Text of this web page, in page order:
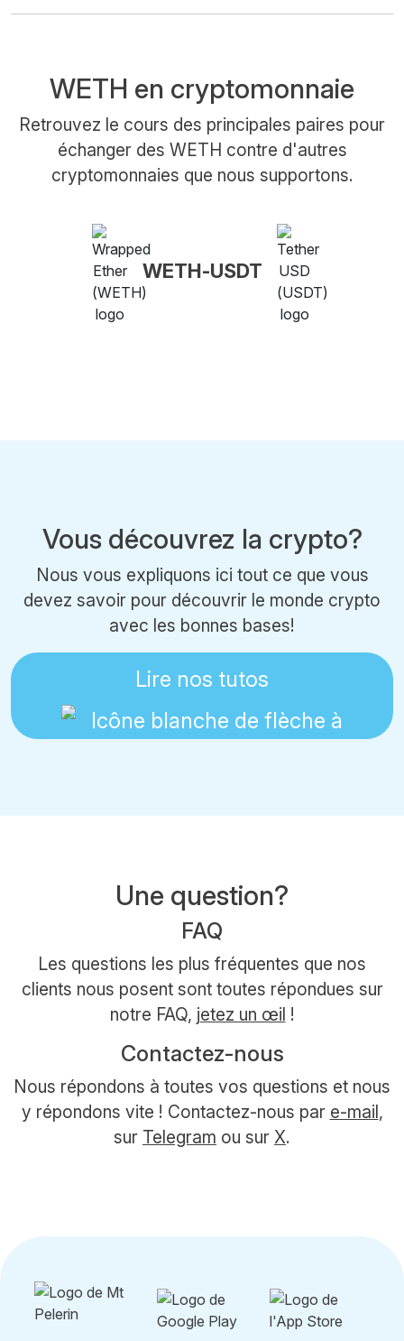
WETH en cryptomonnaie
Retrouvez le cours des principales paires pour
échanger des WETH contre d'autres
cryptomonnaies que nous supportons.
WETH-USDT
Vous découvrez la crypto?
Nous vous expliquons ici tout ce que vous
devez savoir pour découvrir le monde crypto
avec les bonnes bases!
Lire nos tutos
Une question?
FAQ
Les questions les plus fréquentes que nos
clients nous posent sont toutes répondues sur
notre FAQ, jetez un œil !
Contactez-nous
Nous répondons à toutes vos questions et nous
y répondons vite ! Contactez-nous par e-mail,
sur Telegram ou sur X.